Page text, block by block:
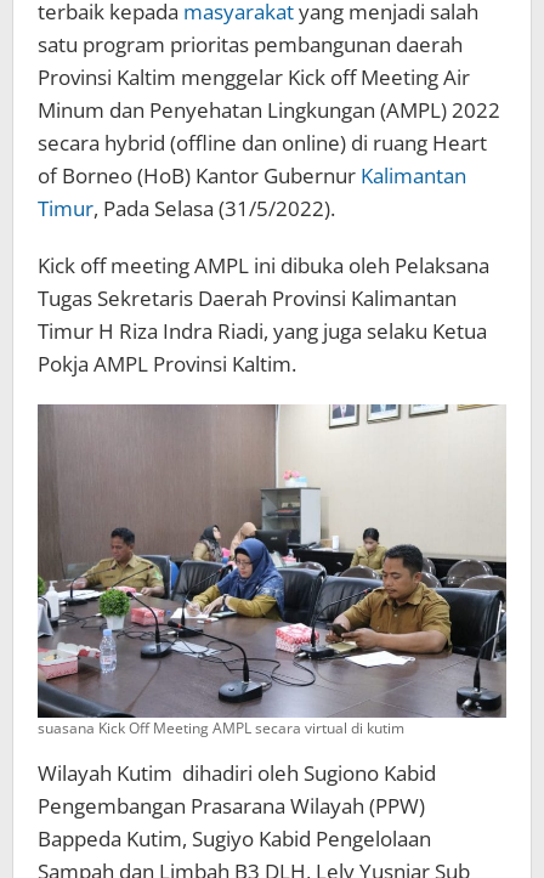
terbaik kepada masyarakatyang menjadi salah
satu program prioritas pembangunan daerah
Provinsi Kaltim menggelar Kick off Meeting Air
Minum dan Penyehatan Lingkungan (AMPL) 2022
secara hybrid (offline dan online) di ruang Heart
of Borneo (HoB) Kantor Gubernur Kalimantan
Timur, Pada Selasa (31/5/2022).
Kick off meeting AMPL ini dibuka oleh Pelaksana
Tugas Sekretaris Daerah Provinsi Kalimantan
Timur H Riza Indra Riadi, yang juga selaku Ketua
Pokja AMPL Provinsi Kaltim.
suasana Kick Off Meeting AMPL secara virtual di kutim
Wilayah Kutim dihadiri oleh Sugiono Kabid
Pengembangan Prasarana Wilayah (PPW)
Bappeda Kutim, Sugiyo Kabid Pengelolaan
Sampah dan Limbah B3 DLH, Lely Yusniar Sub